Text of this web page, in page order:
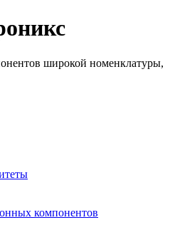
широкой номенклатуры,
компонентов